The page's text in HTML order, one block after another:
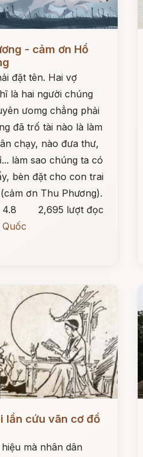
- cảm ơn Hồ
đặt tên. Hai vợ
là hai người chúng
ưomg chẳng phải
đã trố tài nào là làm
chạy, nào đưa thư,
làm sao chúng ta có
bèn đặt cho con trai
ơn Thu Phương).
4.8
2,695 lượt đọc
lần cứu vãn cơ đồ
mà nhân dân